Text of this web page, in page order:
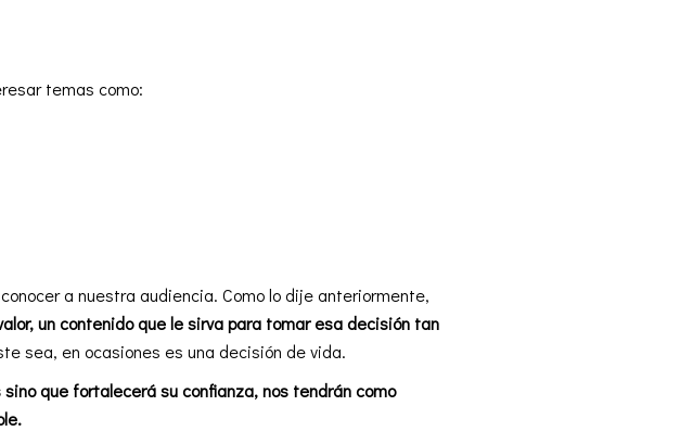
temas como:
a nuestra audiencia. Como lo dije anteriormente,
un contenido que le sirva para tomar esa decisión tan
sea, en ocasiones es una decisión de vida.
que fortalecerá su confianza, nos tendrán como